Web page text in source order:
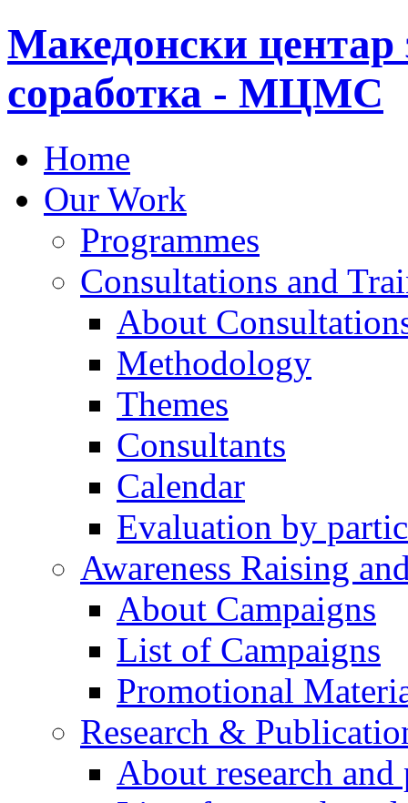
Македонски центар
соработка - МЦМС
Home
Our Work
Programmes
Consultations and
About
Methodology
Themes
Consultants
Calendar
Evaluation by
Awareness Raising
About Campaigns
List of Campaigns
Promotional
Research &
About research